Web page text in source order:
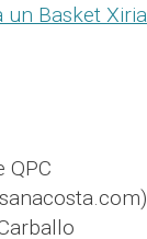
un Basket
QPC